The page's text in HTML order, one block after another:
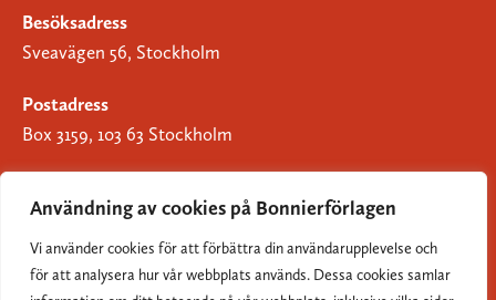
Användning av cookies på Bonnierförlagen
Vi använder cookies för att förbättra din användarupplevelse och
för att analysera hur vår webbplats används. Dessa cookies samlar
Besöksadress
Sveavägen 56, Stockholm
Postadress
Box 3159, 103 63 Stockholm
Om Bonnierförlagen
Cookies